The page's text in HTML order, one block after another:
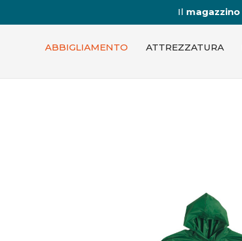
Il magazzino
ABBIGLIAMENTO ATTREZZATURA